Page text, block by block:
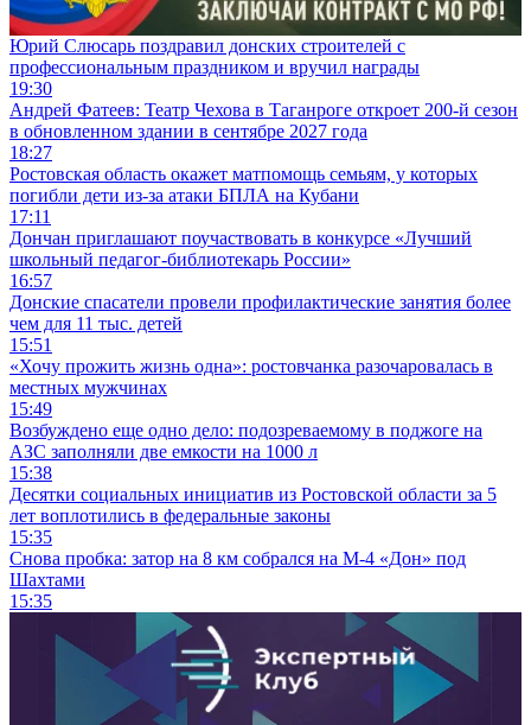
Юрий Слюсарь поздравил донских строителей с
профессиональным праздником и вручил награды
19:30
Андрей Фатеев: Театр Чехова в Таганроге откроет 200-й сезон
в обновленном здании в сентябре 2027 года
18:27
Ростовская область окажет матпомощь семьям, у которых
погибли дети из-за атаки БПЛА на Кубани
17:11
Дончан приглашают поучаствовать в конкурсе «Лучший
школьный педагог-библиотекарь России»
16:57
Донские спасатели провели профилактические занятия более
чем для 11 тыс. детей
15:51
«Хочу прожить жизнь одна»: ростовчанка разочаровалась в
местных мужчинах
15:49
Возбуждено еще одно дело: подозреваемому в поджоге на
АЗС заполняли две емкости на 1000 л
15:38
Десятки социальных инициатив из Ростовской области за 5
лет воплотились в федеральные законы
15:35
Снова пробка: затор на 8 км собрался на М-4 «Дон» под
Шахтами
15:35